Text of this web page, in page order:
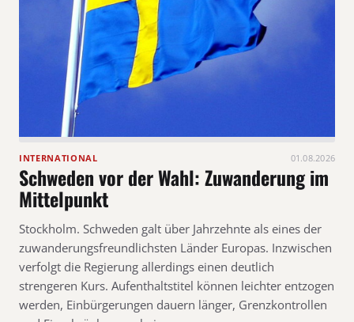
INTERNATIONAL 01.08.2026
Schweden vor der Wahl: Zuwanderung im
Mittelpunkt
Stockholm. Schweden galt über Jahrzehnte als eines der
zuwanderungsfreundlichsten Länder Europas. Inzwischen
verfolgt die Regierung allerdings einen deutlich
strengeren Kurs. Aufenthaltstitel können leichter entzogen
werden, Einbürgerungen dauern länger, Grenzkontrollen